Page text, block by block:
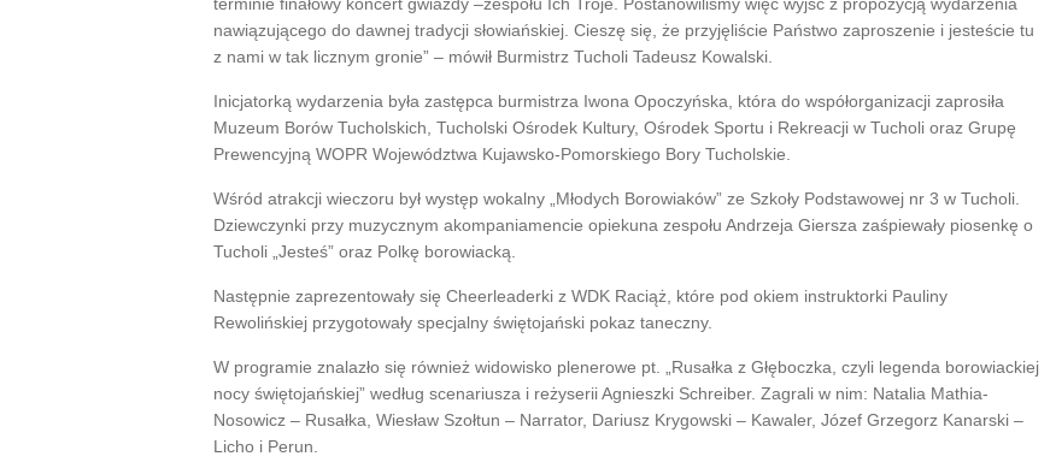
nawiązującego do dawnej tradycji słowiańskiej. Cieszę się, że przyjęliście Państwo zaproszenie i jesteście tu
z nami w tak licznym gronie” – mówił Burmistrz Tucholi Tadeusz Kowalski.
Inicjatorką wydarzenia była zastępca burmistrza Iwona Opoczyńska, która do współorganizacji zaprosiła
Muzeum Borów Tucholskich, Tucholski Ośrodek Kultury, Ośrodek Sportu i Rekreacji w Tucholi oraz Grupę
Prewencyjną WOPR Województwa Kujawsko-Pomorskiego Bory Tucholskie.
Wśród atrakcji wieczoru był występ wokalny „Młodych Borowiaków” ze Szkoły Podstawowej nr 3 w Tucholi.
Dziewczynki przy muzycznym akompaniamencie opiekuna zespołu Andrzeja Giersza zaśpiewały piosenkę o
Tucholi „Jesteś” oraz Polkę borowiacką.
Następnie zaprezentowały się Cheerleaderki z WDK Raciąż, które pod okiem instruktorki Pauliny
Rewolińskiej przygotowały specjalny świętojański pokaz taneczny.
W programie znalazło się również widowisko plenerowe pt. „Rusałka z Głęboczka, czyli legenda borowiackiej
nocy świętojańskiej” według scenariusza i reżyserii Agnieszki Schreiber. Zagrali w nim: Natalia Mathia-
Nosowicz – Rusałka, Wiesław Szołtun – Narrator, Dariusz Krygowski – Kawaler, Józef Grzegorz Kanarski –
Licho i Perun.